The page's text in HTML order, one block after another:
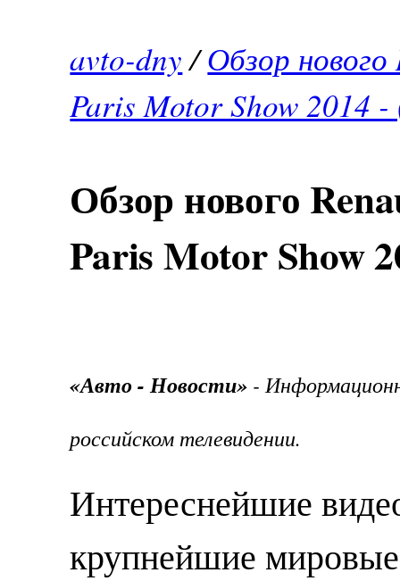
avto-dny/Обзор
Paris Motor Show 2014
Обзор нового
Paris Motor Show
«Авто - Новости» -
российском телевидении.
Интереснейшие
крупнейшие